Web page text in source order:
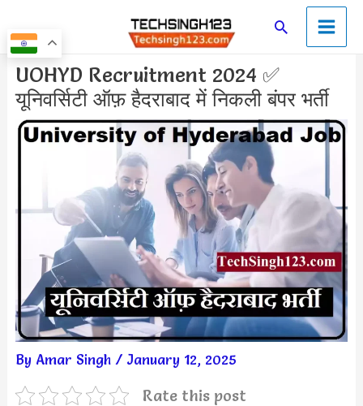
to
content
SearchMain
Menu
UOHYD Recruitment 2024 ✅
यूनिवर्सिटी ऑफ़ हैदराबाद में निकली बंपर भर्ती
By Amar Singh / January 12, 2025
Rate this post
Post
navigation